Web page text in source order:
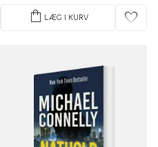
shopping_bag LÆG I KURV favorite